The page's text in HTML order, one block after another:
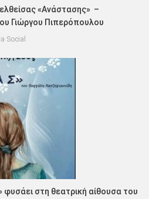
«Ανάστασης» –
Γιώργου Πιπερόπουλου
Social
φυσάει στη θεατρική αίθουσα του